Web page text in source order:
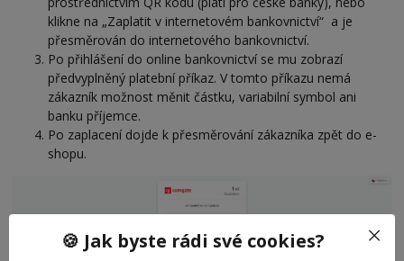
klikne na „Zaplatit v internetovém bankovnictví“ a je
přesměrován do internetového bankovnictví.
Po přihlášení do online bankovnictví se mu zobrazí
předvyplněný platební příkaz. V tomto příkazu nemá
zákazník možnost měnit částku, variabilní symbol ani
banku příjemce.
Po zaplacení dojde k přesměrování zákazníka zpět do e-
shopu.
🍪 Jak byste rádi své cookies?